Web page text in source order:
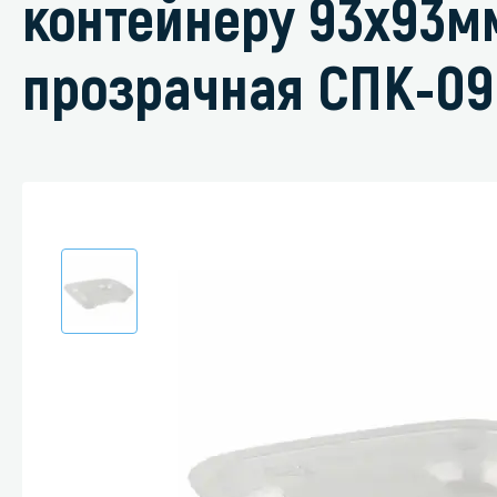
контейнеру
прозрачная СПК-